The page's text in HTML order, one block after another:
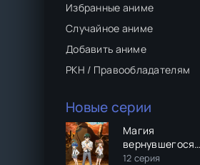
Избранные аниме
Случайное аниме
Добавить аниме
РКН / Правообладателям
Новые серии
Магия
вернувшегося
должна быть
12 серия